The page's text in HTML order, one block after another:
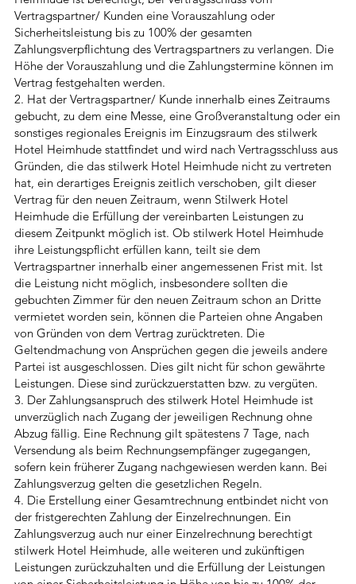
Vertragspartner/ Kunden eine Vorauszahlung oder
Sicherheitsleistung bis zu 100% der gesamten
Zahlungsverpflichtung des Vertragspartners zu verlangen. Die
Höhe der Vorauszahlung und die Zahlungstermine können im
Vertrag festgehalten werden.
2. Hat der Vertragspartner/ Kunde innerhalb eines Zeitraums
gebucht, zu dem eine Messe, eine Großveranstaltung oder ein
sonstiges regionales Ereignis im Einzugsraum des stilwerk
Hotel Heimhude stattfindet und wird nach Vertragsschluss aus
Gründen, die das stilwerk Hotel Heimhude nicht zu vertreten
hat, ein derartiges Ereignis zeitlich verschoben, gilt dieser
Vertrag für den neuen Zeitraum, wenn Stilwerk Hotel
Heimhude die Erfüllung der vereinbarten Leistungen zu
diesem Zeitpunkt möglich ist. Ob stilwerk Hotel Heimhude
ihre Leistungspflicht erfüllen kann, teilt sie dem
Vertragspartner innerhalb einer angemessenen Frist mit. Ist
die Leistung nicht möglich, insbesondere sollten die
gebuchten Zimmer für den neuen Zeitraum schon an Dritte
vermietet worden sein, können die Parteien ohne Angaben
von Gründen von dem Vertrag zurücktreten. Die
Geltendmachung von Ansprüchen gegen die jeweils andere
Partei ist ausgeschlossen. Dies gilt nicht für schon gewährte
Leistungen. Diese sind zurückzuerstatten bzw. zu vergüten.
3. Der Zahlungsanspruch des stilwerk Hotel Heimhude ist
unverzüglich nach Zugang der jeweiligen Rechnung ohne
Abzug fällig. Eine Rechnung gilt spätestens 7 Tage, nach
Versendung als beim Rechnungsempfänger zugegangen,
sofern kein früherer Zugang nachgewiesen werden kann. Bei
Zahlungsverzug gelten die gesetzlichen Regeln.
4. Die Erstellung einer Gesamtrechnung entbindet nicht von
der fristgerechten Zahlung der Einzelrechnungen. Ein
Zahlungsverzug auch nur einer Einzelrechnung berechtigt
stilwerk Hotel Heimhude, alle weiteren und zukünftigen
Leistungen zurückzuhalten und die Erfüllung der Leistungen